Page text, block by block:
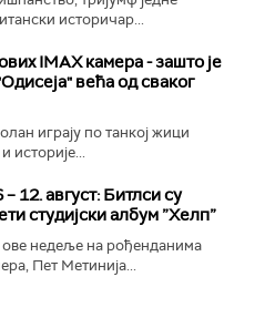
историчар...
IMAX камера - зашто је
већа од сваког
играју по танкој жици
историје...
12. август: Битлси су
студијски албум ”Хелп”
недеље на рођенданима
Пет Метинија...